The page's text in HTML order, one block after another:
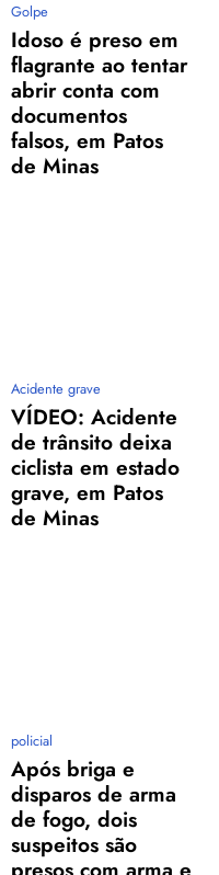
Golpe
Idoso é preso em
flagrante ao tentar
abrir conta com
documentos
falsos, em Patos
de Minas
Acidente grave
VÍDEO: Acidente
de trânsito deixa
ciclista em estado
grave, em Patos
de Minas
policial
Após briga e
disparos de arma
de fogo, dois
suspeitos são